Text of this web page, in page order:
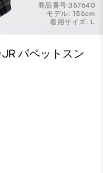
商品番号:357640
モデル: 156cm
着用サイズ: L
パペットスン